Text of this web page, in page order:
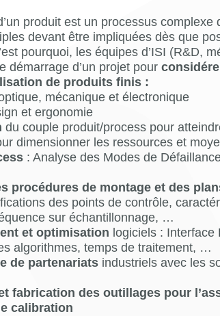
produit est un processus complexe
devant être impliquées dès que
pourquoi, les équipes d’ISI (R&D,
démarrage d’un projet pour
de produits finis :
mécanique et électronique
et ergonomie
du couple produit/process pour
dimensionner les ressources et
: Analyse des Modes de
procédures de montage et des
des points de contrôle,
sur échantillonnage, …
et optimisation logiciels :
algorithmes, temps de traitement, …
de partenariats industriels avec les
fabrication des outillages pour
calibration